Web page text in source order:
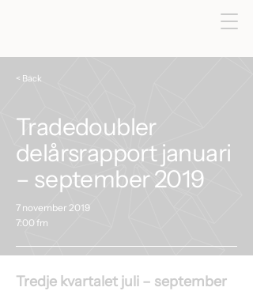
< Back
Tradedoubler
delårsrapport januari
– september 2019
7 november 2019
7:00 fm
Tredje kvartalet juli – september